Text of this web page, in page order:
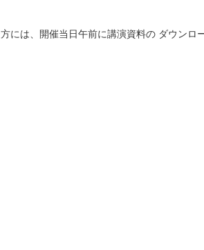
には、開催当日午前に講演資料の ダウンロ